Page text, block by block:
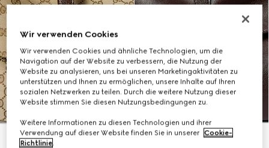
Wir verwenden Cookies
Wir verwenden Cookies und ähnliche Technologien, um die
Navigation auf der Website zu verbessern, die Nutzung der
Website zu analysieren, uns bei unseren Marketingaktivitäten zu
unterstützen und Ihnen zu ermöglichen, unsere Inhalte auf Ihren
sozialen Netzwerken zu teilen. Durch die weitere Nutzung dieser
Website stimmen Sie diesen Nutzungsbedingungen zu.
Weitere Informationen zu diesen Technologien und ihrer
Verwendung auf dieser Website finden Sie in unserer Cookie-
Richtlinie.